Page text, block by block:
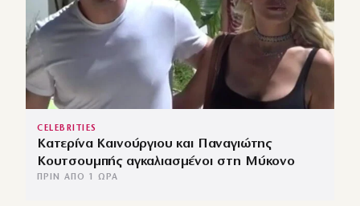
CELEBRITIES
Κατερίνα Καινούργιου και Παναγιώτης
Κουτσουμπής αγκαλιασμένοι στη Μύκονο
ΠΡΙΝ ΑΠΌ 1 ΏΡΑ